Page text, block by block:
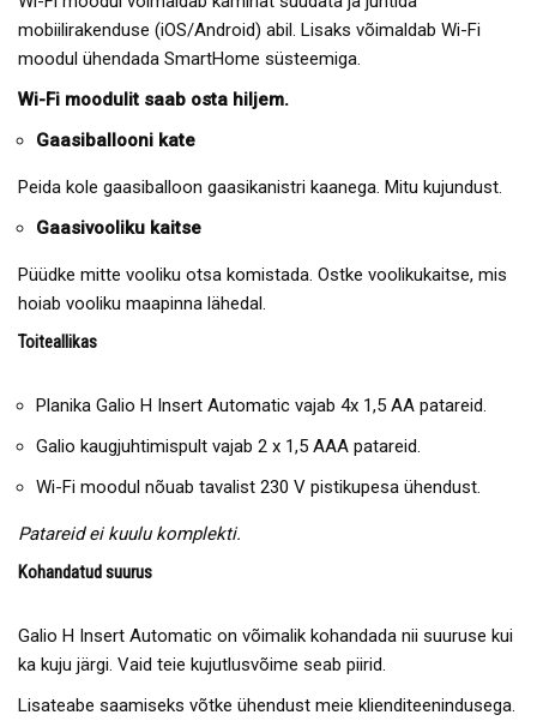
mobiilirakenduse (iOS/Android) abil. Lisaks võimaldab Wi-Fi
moodul ühendada SmartHome süsteemiga.
Wi-Fi moodulit saab osta hiljem.
Gaasiballooni kate
Peida kole gaasiballoon gaasikanistri kaanega. Mitu kujundust.
Gaasivooliku kaitse
Püüdke mitte vooliku otsa komistada. Ostke voolikukaitse, mis
hoiab vooliku maapinna lähedal.
Toiteallikas
Planika Galio H Insert Automatic vajab 4x 1,5 AA patareid.
Galio kaugjuhtimispult vajab 2 x 1,5 AAA patareid.
Wi-Fi moodul nõuab tavalist 230 V pistikupesa ühendust.
Patareid ei kuulu komplekti.
Kohandatud suurus
Galio H Insert Automatic on võimalik kohandada nii suuruse kui
ka kuju järgi. Vaid teie kujutlusvõime seab piirid.
Lisateabe saamiseks võtke ühendust meie klienditeenindusega.